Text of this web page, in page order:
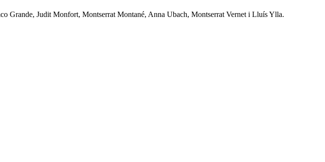
Grande, Judit Monfort, Montserrat Montané, Anna Ubach, Montserrat Vernet i Lluís Ylla.